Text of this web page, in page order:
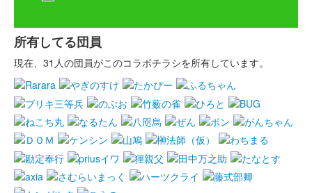
所有してる団員
現在、31人の団員がこのコラボチラシを所有しています。